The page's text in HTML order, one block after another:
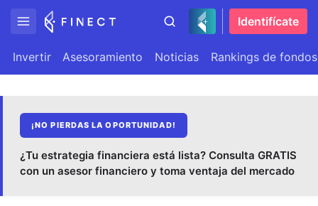
Identifícate
Invertir Asesoramiento Noticias Rankings de fondos
¡NO PIERDAS LA OPORTUNIDAD!
¿Tu estrategia financiera está lista? Consulta GRATIS
con un asesor financiero y toma ventaja del mercado